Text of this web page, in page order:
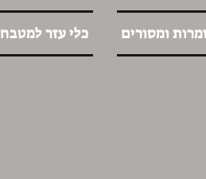
ומסורים כלי עזר למטבח